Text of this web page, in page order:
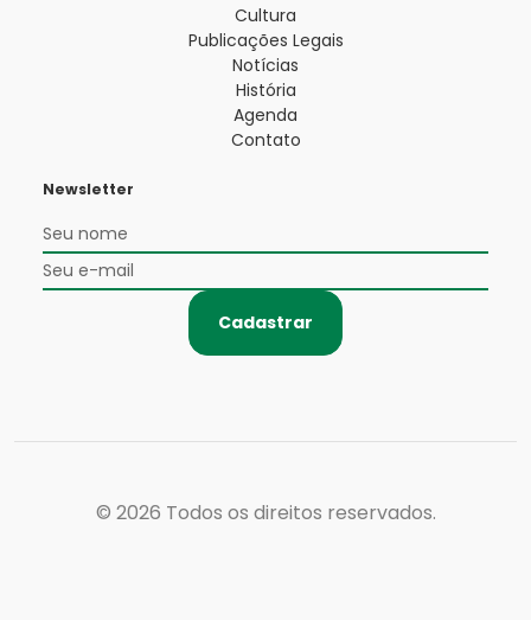
Cultura
Publicações Legais
Notícias
História
Agenda
Contato
Newsletter
Cadastrar
© 2026 Todos os direitos reservados.